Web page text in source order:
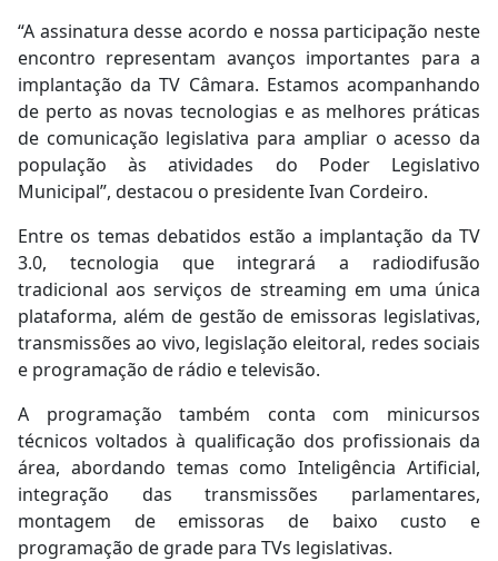
“A assinatura desse acordo e nossa participação neste
encontro representam avanços importantes para a
implantação da TV Câmara. Estamos acompanhando
de perto as novas tecnologias e as melhores práticas
de comunicação legislativa para ampliar o acesso da
população às atividades do Poder Legislativo
Municipal”, destacou o presidente Ivan Cordeiro.
Entre os temas debatidos estão a implantação da TV
3.0, tecnologia que integrará a radiodifusão
tradicional aos serviços de streaming em uma única
plataforma, além de gestão de emissoras legislativas,
transmissões ao vivo, legislação eleitoral, redes sociais
e programação de rádio e televisão.
A programação também conta com minicursos
técnicos voltados à qualificação dos profissionais da
área, abordando temas como Inteligência Artificial,
integração das transmissões parlamentares,
montagem de emissoras de baixo custo e
programação de grade para TVs legislativas.